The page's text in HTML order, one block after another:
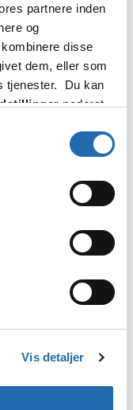
partnere inden
og
disse
dem, eller som
tjenester. Du kan
nederst
Vis detaljer
sovesofa eller
plads til op til